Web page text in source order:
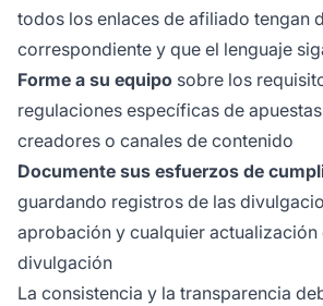
todos los enlaces de afiliado tengan
correspondiente y que el lenguaje
Forme a su equipo sobre los
regulaciones específicas de
creadores o canales de contenido
Documente sus esfuerzos de
guardando registros de las
aprobación y cualquier actualización
divulgación
La consistencia y la transparencia